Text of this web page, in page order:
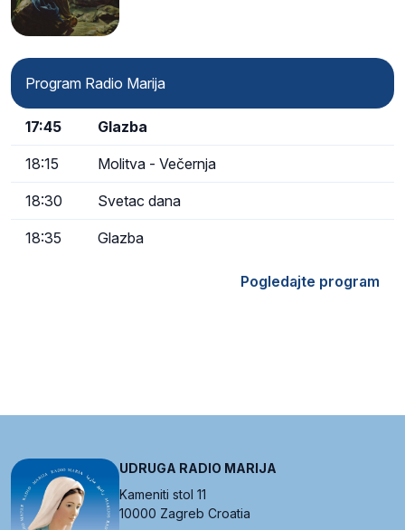
Program Radio Marija
17:45 Glazba
18:15 Molitva - Večernja
18:30 Svetac dana
18:35 Glazba
Pogledajte program
UDRUGA RADIO MARIJA
Kameniti stol 11
10000 Zagreb Croatia